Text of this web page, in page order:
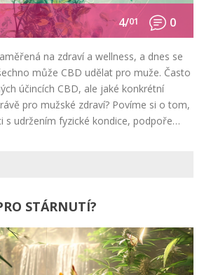
4/01 0
na zdraví a wellness, a dnes se
může CBD udělat pro muže. Často
účincích CBD, ale jaké konkrétní
pro mužské zdraví? Povíme si o tom,
s udržením fyzické kondice, podpoře
o pár tipů, jak vybírat kvalitní CBD
pozor. Připojte se ke mně a
STÁRNUTÍ?